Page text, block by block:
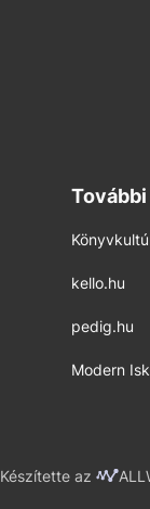
kello.hu
pedig.hu
Modern
Készítette az